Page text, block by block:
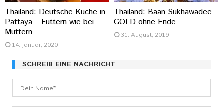
Thailand: Deutsche Küche in
Pattaya – Futtern wie bei
Muttern
14. Januar, 2020
Thailand: Baan Sukhawadee –
GOLD ohne Ende
31. August, 2019
SCHREIB EINE NACHRICHT